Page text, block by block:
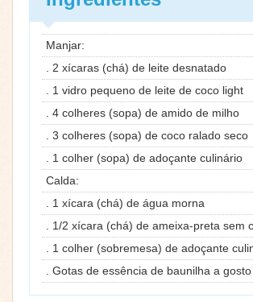
Manjar:
. 2 xícaras (chá) de leite desnatado
. 1 vidro pequeno de leite de coco light
. 4 colheres (sopa) de amido de milho
. 3 colheres (sopa) de coco ralado seco
. 1 colher (sopa) de adoçante culinário
Calda:
. 1 xícara (chá) de água morna
. 1/2 xícara (chá) de ameixa-preta sem
. 1 colher (sobremesa) de adoçante
. Gotas de essência de baunilha a gosto